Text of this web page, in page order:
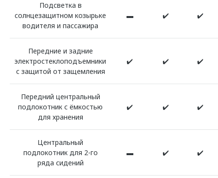
Подсветка в
солнцезащитном козырьке
водителя и пассажира
▬ ✔️ ✔️
Передние и задние
электростеклоподъемники
с защитой от защемления
✔️ ✔️ ✔️
Передний центральный
подлокотник с ёмкостью
для хранения
✔️ ✔️ ✔️
Центральный
подлокотник для 2-го
ряда сидений
▬ ✔️ ✔️